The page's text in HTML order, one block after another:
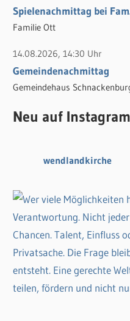
Spielenachmittag bei
Familie Ott
14.08.2026, 14:30 Uhr
Gemeindenachmittag
Gemeindehaus
Neu auf
wendlandkirche